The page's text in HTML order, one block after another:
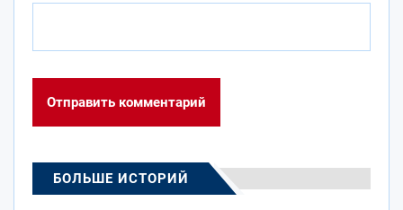
БОЛЬШЕ ИСТОРИЙ